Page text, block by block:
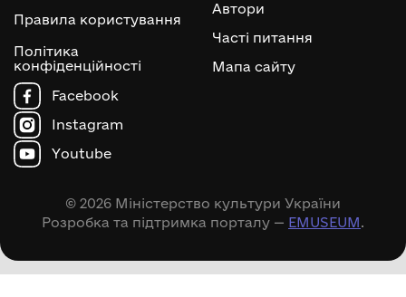
Правила користування
Політика
конфіденційності
Автори
Часті питання
Мапа сайту
Facebook
Instagram
Youtube
© 2026 Міністерство культури України
Розробка та підтримка порталу — EMUSEUM.